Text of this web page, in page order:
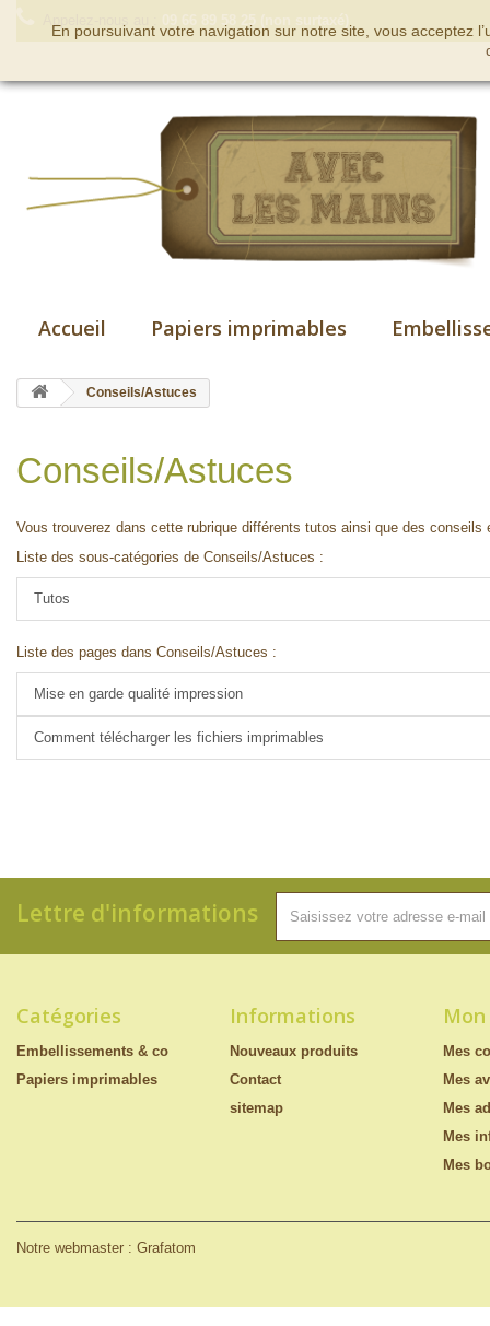
Accueil Papiers imprimables
Conseils/Astuces
Conseils/Astuces
Vous trouverez dans cette rubrique différents tutos ainsi que des
Liste des sous-catégories de Conseils/Astuces :
Tutos
Liste des pages dans Conseils/Astuces :
Mise en garde qualité impression
Comment télécharger les fichiers imprimables
Lettre d'informations
Catégories
Embellissements & co
Papiers imprimables
Informations
Nouveaux produits
Contact
sitemap
Notre webmaster : Grafatom
Mes
Mes
Mes
Mes
Mes
En poursuivant votre navigation sur notre site, vous acceptez